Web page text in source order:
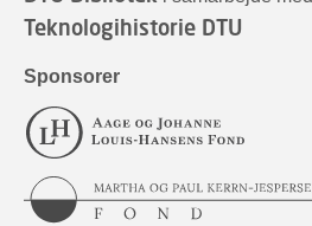
Teknologihistorie DTU
Sponsorer